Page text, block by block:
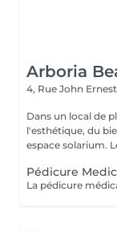
Arboria
4, Rue John
Dans un local de
l'esthétique, du
espace solarium.
Pédicure